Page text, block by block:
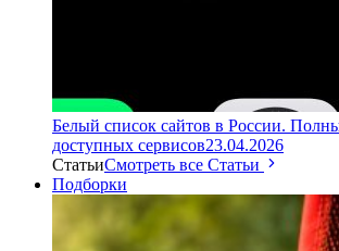
Белый список сайтов в России.
доступных сервисов23.04.2026
СтатьиСмотреть все Статьи
Подборки